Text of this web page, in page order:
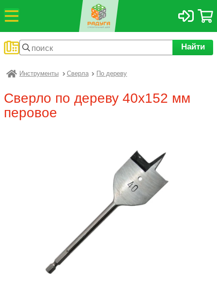
Найти
Радуга
Инструменты Сверла По дереву
Сверло по дереву 40х152 мм
перовое